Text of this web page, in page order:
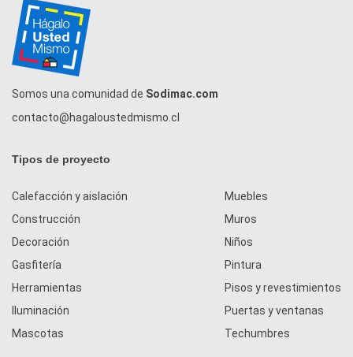
Somos una comunidad de Sodimac.com
contacto@hagaloustedmismo.cl
Tipos de proyecto
Calefacción y aislación
Construcción
Decoración
Gasfitería
Herramientas
Iluminación
Mascotas
Muebles
Muros
Niños
Pintura
Pisos y revestimientos
Puertas y ventanas
Techumbres